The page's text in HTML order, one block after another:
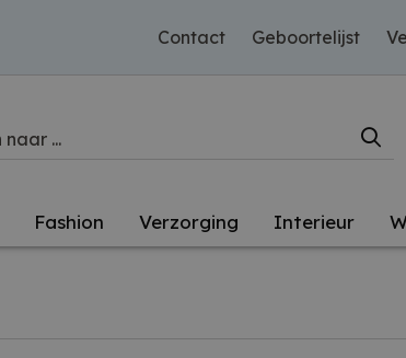
Contact Geboortelijst
Fashion Verzorging Interieur